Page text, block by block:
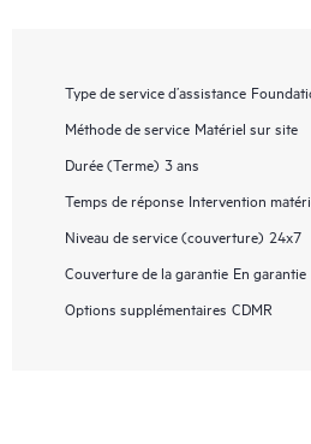
Type de service d’assistance
Méthode de service Matériel sur site
Durée (Terme) 3 ans
Temps de réponse Intervention
Niveau de service (couverture) 24x7
Couverture de la garantie En garantie
Options supplémentaires CDMR